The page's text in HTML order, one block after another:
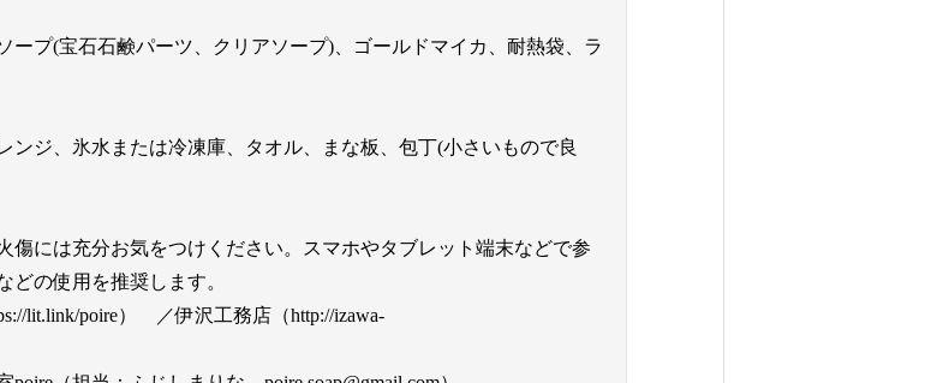
ープ(宝石石鹸パーツ、クリアソープ)、ゴールドマイカ、耐熱袋、ラ
ンジ、氷水または冷凍庫、タオル、まな板、包丁(小さいもので良
傷には充分お気をつけください。スマホやタブレット端末などで参
どの使用を推奨します。
lit.link/poire） ／伊沢工務店（http://izawa-